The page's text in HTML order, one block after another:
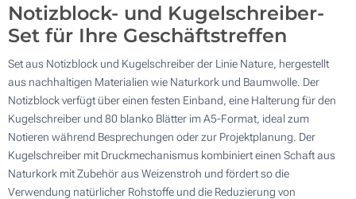
Ohne Werbedruck
Notizblock- und Kugelschreiber-
Set für Ihre Geschäftstreffen
Set aus Notizblock und Kugelschreiber der Linie Nature, hergestellt
aus nachhaltigen Materialien wie Naturkork und Baumwolle. Der
Notizblock verfügt über einen festen Einband, eine Halterung für den
Kugelschreiber und 80 blanko Blätter im A5-Format, ideal zum
Notieren während Besprechungen oder zur Projektplanung. Der
Kugelschreiber mit Druckmechanismus kombiniert einen Schaft aus
Naturkork mit Zubehör aus Weizenstroh und fördert so die
Verwendung natürlicher Rohstoffe und die Reduzierung von